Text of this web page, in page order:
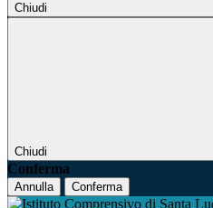
Chiudi
Chiudi
Conferma
Annulla Conferma